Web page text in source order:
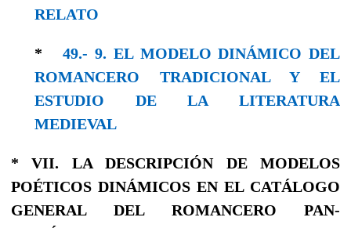
RELATO
*49.- 9. EL MODELO DINÁMICO DEL
ROMANCERO TRADICIONAL Y EL
ESTUDIO DE LA LITERATURA
MEDIEVAL
* VII. LA DESCRIPCIÓN DE MODELOS
POÉTICOS DINÁMICOS EN EL CATÁLOGO
GENERAL DEL ROMANCERO PAN-